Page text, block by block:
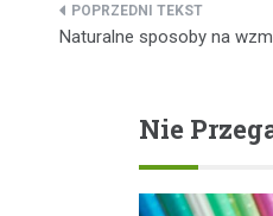
Nawigacja
Naturalne sposoby na
Nie